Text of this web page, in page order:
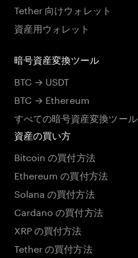
Tether 向けウォレット
資産用ウォレット
暗号資産変換ツール
BTC → USDT
BTC → Ethereum
すべての暗号資産変換ツール
資産の買い方
Bitcoin の買付方法
Ethereum の買付方法
Solana の買付方法
Cardano の買付方法
XRP の買付方法
Tether の買付方法